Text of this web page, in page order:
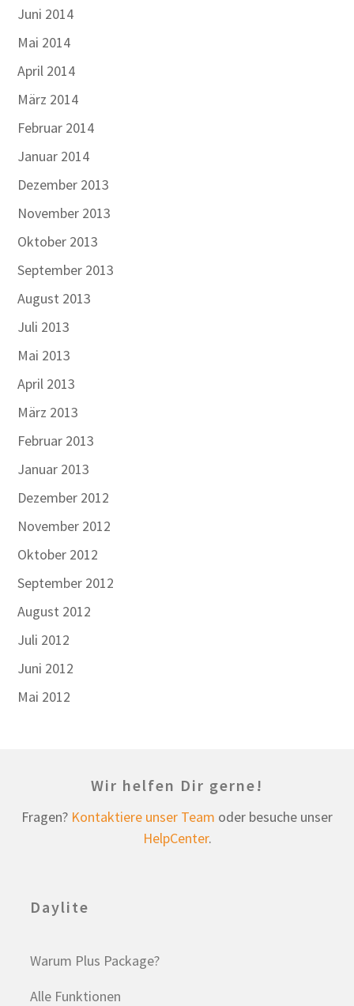
Juni 2014
Mai 2014
April 2014
März 2014
Februar 2014
Januar 2014
Dezember 2013
November 2013
Oktober 2013
September 2013
August 2013
Juli 2013
Mai 2013
April 2013
März 2013
Februar 2013
Januar 2013
Dezember 2012
November 2012
Oktober 2012
September 2012
August 2012
Juli 2012
Juni 2012
Mai 2012
Wir helfen Dir gerne!
Fragen? Kontaktiere unser Team oder besuche unser
HelpCenter.
Daylite
Warum Plus Package?
Alle Funktionen